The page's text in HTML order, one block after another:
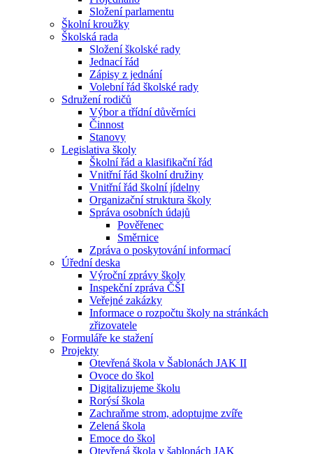
Složení parlamentu
Školní kroužky
Školská rada
Složení školské rady
Jednací řád
Zápisy z jednání
Volební řád školské rady
Sdružení rodičů
Výbor a třídní důvěrníci
Činnost
Stanovy
Legislativa školy
Školní řád a klasifikační řád
Vnitřní řád školní družiny
Vnitřní řád školní jídelny
Organizační struktura školy
Správa osobních údajů
Pověřenec
Směrnice
Zpráva o poskytování informací
Úřední deska
Výroční zprávy školy
Inspekční zpráva ČŠI
Veřejné zakázky
Informace o rozpočtu školy na stránkách
zřizovatele
Formuláře ke stažení
Projekty
Otevřená škola v Šablonách JAK II
Ovoce do škol
Digitalizujeme školu
Rorýsí škola
Zachraňme strom, adoptujme zvíře
Zelená škola
Emoce do škol
Otevřená škola v šablonách JAK